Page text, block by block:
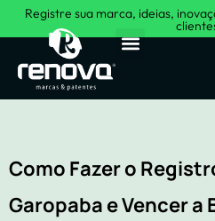
Registre sua marca, ideias,
Como Fazer o
Garopaba e Vencer a